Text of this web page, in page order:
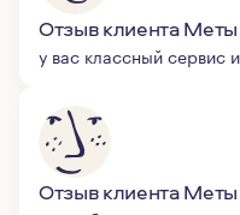
Отзыв клиента Меты
у вас классный сервис
Отзыв клиента Меты